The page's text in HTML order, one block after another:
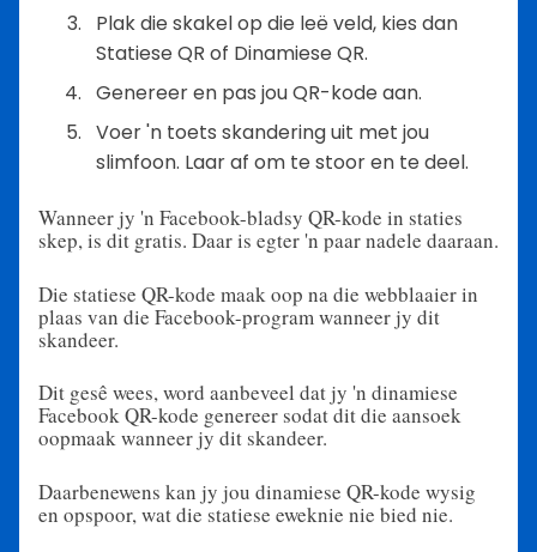
Plak die skakel op die leë veld, kies dan
Statiese QR of Dinamiese QR.
Genereer en pas jou QR-kode aan.
Voer 'n toets skandering uit met jou
slimfoon. Laar af om te stoor en te deel.
Wanneer jy 'n Facebook-bladsy QR-kode in staties
skep, is dit gratis. Daar is egter 'n paar nadele daaraan.
Die statiese QR-kode maak oop na die webblaaier in
plaas van die Facebook-program wanneer jy dit
skandeer.
Dit gesê wees, word aanbeveel dat jy 'n dinamiese
Facebook QR-kode genereer sodat dit die aansoek
oopmaak wanneer jy dit skandeer.
Daarbenewens kan jy jou dinamiese QR-kode wysig
en opspoor, wat die statiese eweknie nie bied nie.